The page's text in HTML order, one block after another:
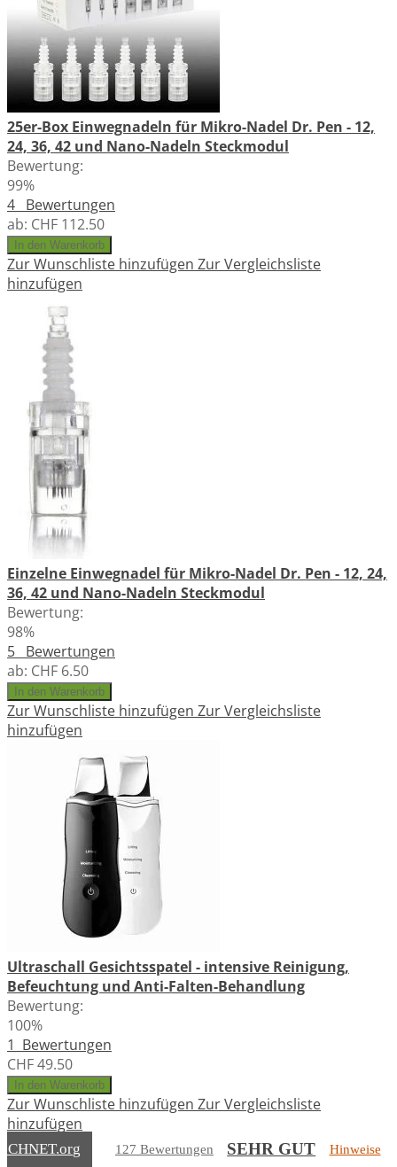
25er-Box Einwegnadeln für Mikro-Nadel Dr. Pen - 12,
24, 36, 42 und Nano-Nadeln Steckmodul
Bewertung:
99%
4 Bewertungen
ab: CHF 112.50
In den Warenkorb
Zur Wunschliste hinzufügen Zur Vergleichsliste
hinzufügen
Einzelne Einwegnadel für Mikro-Nadel Dr. Pen - 12, 24,
36, 42 und Nano-Nadeln Steckmodul
Bewertung:
98%
5 Bewertungen
ab: CHF 6.50
In den Warenkorb
Zur Wunschliste hinzufügen Zur Vergleichsliste
hinzufügen
Ultraschall Gesichtsspatel - intensive Reinigung,
Befeuchtung und Anti-Falten-Behandlung
Bewertung:
100%
1 Bewertungen
CHF 49.50
In den Warenkorb
Zur Wunschliste hinzufügen Zur Vergleichsliste
hinzufügen
.org 127 Bewertungen SEHR GUT Hinweise